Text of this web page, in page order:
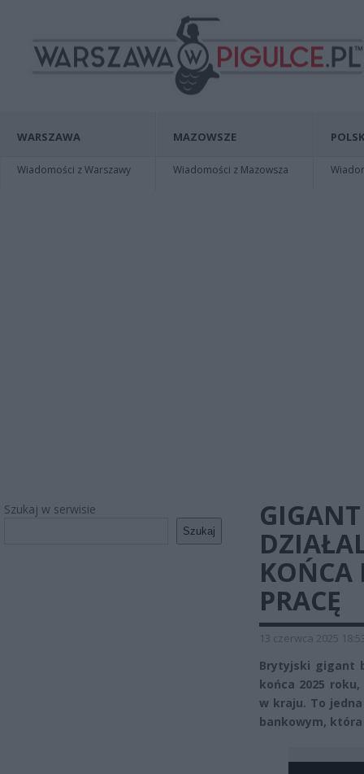
WARSZAWA
Wiadomości z Warszawy
MAZOWSZE
Wiadomości z Mazowsza
Szukaj w serwisie
Szukaj
KOŃCA
PRACĘ
13 czerwca 2025
Brytyjski gigant
końca 2025
w kraju. To
bankowym,